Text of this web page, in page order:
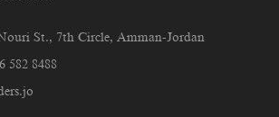
St., 7th Circle, Amman-Jordan
582 8488